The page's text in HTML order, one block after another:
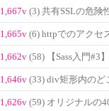
1,667v (3) 共有SSLの危険
1,665v (6) httpでのアクセ
1,662v (58) 【Sass入門#3
1,646v (33) div矩形内のど
1,626v (59) オリジナルの